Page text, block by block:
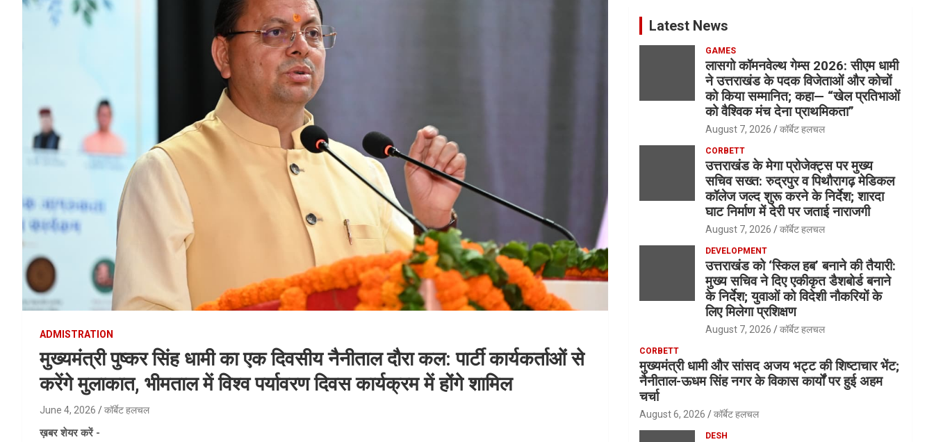
ADMISTRATION
मुख्यमंत्री पुष्कर सिंह धामी का एक दिवसीय नैनीताल दौरा कल: पार्टी कार्यकर्ताओं से
करेंगे मुलाकात, भीमताल में विश्व पर्यावरण दिवस कार्यक्रम में होंगे शामिल
June 4, 2026 कॉर्बेट हलचल
ख़बर शेयर करें -
Latest News
GAMES
लासगो कॉमनवेल्थ गेम्स 2026: सीएम धामी
ने उत्तराखंड के पदक विजेताओं और कोचों
को किया सम्मानित; कहा— “खेल प्रतिभाओं
को वैश्विक मंच देना प्राथमिकता”
August 7, 2026 कॉर्बेट हलचल
CORBETT
उत्तराखंड के मेगा प्रोजेक्ट्स पर मुख्य
सचिव सख्त: रुद्रपुर व पिथौरागढ़ मेडिकल
कॉलेज जल्द शुरू करने के निर्देश; शारदा
घाट निर्माण में देरी पर जताई नाराजगी
August 7, 2026 कॉर्बेट हलचल
DEVELOPMENT
उत्तराखंड को ‘स्किल हब’ बनाने की तैयारी:
मुख्य सचिव ने दिए एकीकृत डैशबोर्ड बनाने
के निर्देश; युवाओं को विदेशी नौकरियों के
लिए मिलेगा प्रशिक्षण
August 7, 2026 कॉर्बेट हलचल
CORBETT
मुख्यमंत्री धामी और सांसद अजय भट्ट की शिष्टाचार भेंट;
नैनीताल-ऊधम सिंह नगर के विकास कार्यों पर हुई अहम
चर्चा
August 6, 2026 कॉर्बेट हलचल
DESH